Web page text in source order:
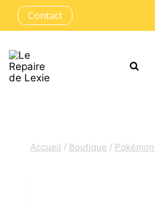
Aller
contenu
Contact
Accueil / Boutique / Pokémon